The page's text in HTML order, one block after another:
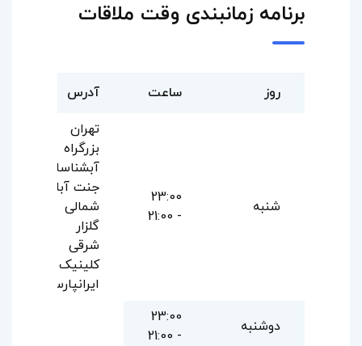
برنامه زمانبندی وقت ملاقات
روز ساعت آدرس
شنبه
23:00
- 21:00
تهران
بزرگراه
آبشناسان
جنت آباد
شمالی
گلزار
شرقی
کلینیک
ایرانپارس
دوشنبه
23:00
- 21:00